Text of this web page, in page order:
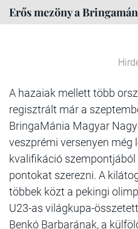
Erős mezöny a
A hazaiak mellett több
regisztrált már a
BringaMánia Magyar
veszprémi versenyen még
kvalifikáció
pontokat szerezni. A
többek közt a pekingi
U23-as világkupa-
Benkó Barbarának, a